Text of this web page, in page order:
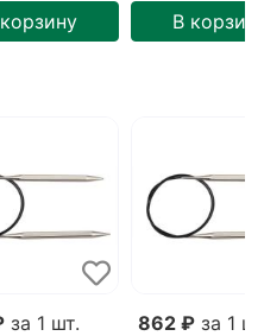
Зеленое
(5282)
(8564)
В
за 1 шт. 862 ₽ за 1